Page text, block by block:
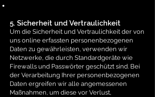
5. Sicherheit und Vertraulichkeit
Um die Sicherheit und Vertraulichkeit der von
uns online erfassten personenbezogenen
Daten zu gewährleisten, verwenden wir
Netzwerke, die durch Standardgeräte wie
Firewalls und Passwörter geschützt sind. Bei
der Verarbeitung Ihrer personenbezogenen
Daten ergreifen wir alle angemessenen
Maßnahmen, um diese vor Verlust,